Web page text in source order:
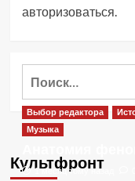
авторизоваться
Культфронт
Выбор редактора
Музыка
1 месяц тому назад